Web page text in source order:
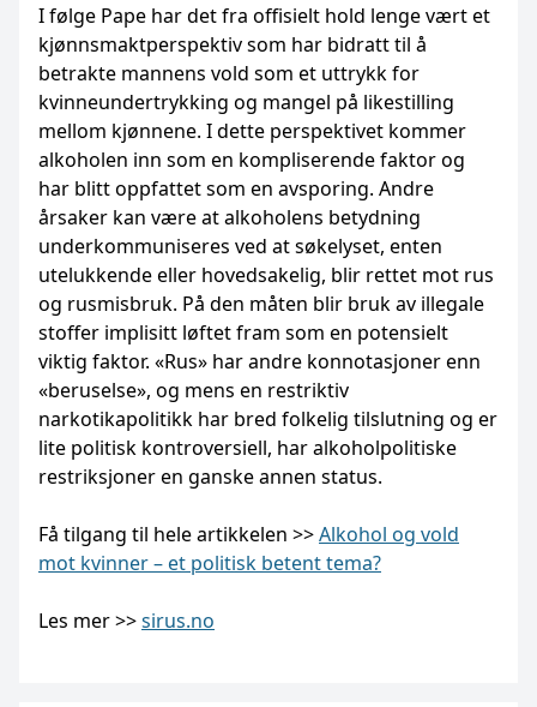
I følge Pape har det fra offisielt hold lenge vært et
kjønnsmaktperspektiv som har bidratt til å
betrakte mannens vold som et uttrykk for
kvinneundertrykking og mangel på likestilling
mellom kjønnene. I dette perspektivet kommer
alkoholen inn som en kompliserende faktor og
har blitt oppfattet som en avsporing. Andre
årsaker kan være at alkoholens betydning
underkommuniseres ved at søkelyset, enten
utelukkende eller hovedsakelig, blir rettet mot rus
og rusmisbruk. På den måten blir bruk av illegale
stoffer implisitt løftet fram som en potensielt
viktig faktor. «Rus» har andre konnotasjoner enn
«beruselse», og mens en restriktiv
narkotikapolitikk har bred folkelig tilslutning og er
lite politisk kontroversiell, har alkoholpolitiske
restriksjoner en ganske annen status.
Få tilgang til hele artikkelen >>Alkohol og vold
mot kvinner – et politisk betent tema?
Les mer >>sirus.no